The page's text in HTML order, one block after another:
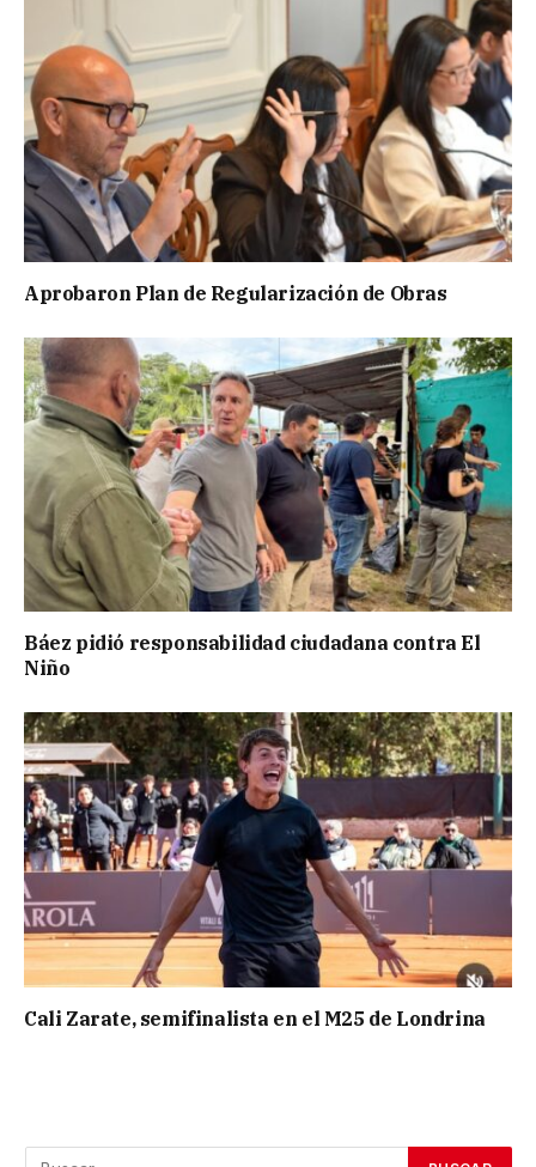
Aprobaron Plan de Regularización de Obras
Báez pidió responsabilidad ciudadana contra El
Niño
Cali Zarate, semifinalista en el M25 de Londrina